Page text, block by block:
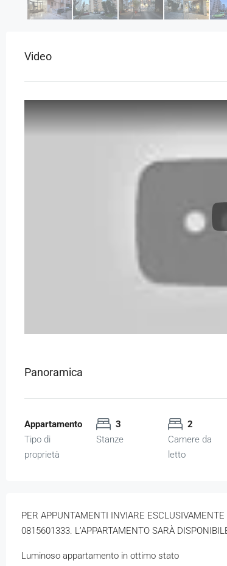
Video
Panoramica
Appartamento
Tipo di
proprietà
3
Stanze
2
Camere da
letto
PER APPUNTAMENTI INVIARE
0815601333. L’APPARTAMENTO SARÀ
Luminoso appartamento in ottimo stato